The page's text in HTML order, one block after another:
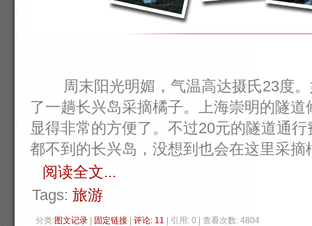
周末阳光明媚，气温高达摄氏23度。
了一趟长兴岛采摘橘子。上海崇明的隧
显得非常的方便了。不过20元的隧道通
都不到的长兴岛，没想到也会在这里采摘
阅读全文...
Tags: 旅游
分类:图文记录 固定链接 评论: 11 | 引用: 0 | 查看次数: 4804